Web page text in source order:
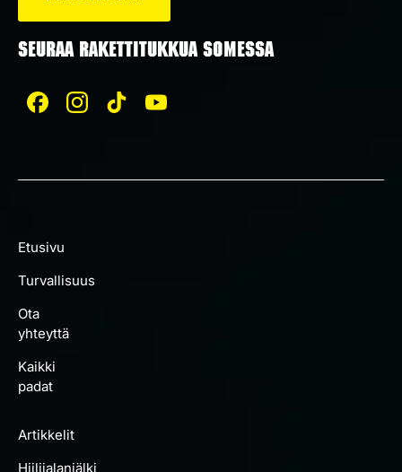
SEURAA RAKETTITUKKUA SOMESSA
Etusivu
Turvallisuus
Ota
yhteyttä
Kaikki
padat
Artikkelit
Hiilijalanjälki